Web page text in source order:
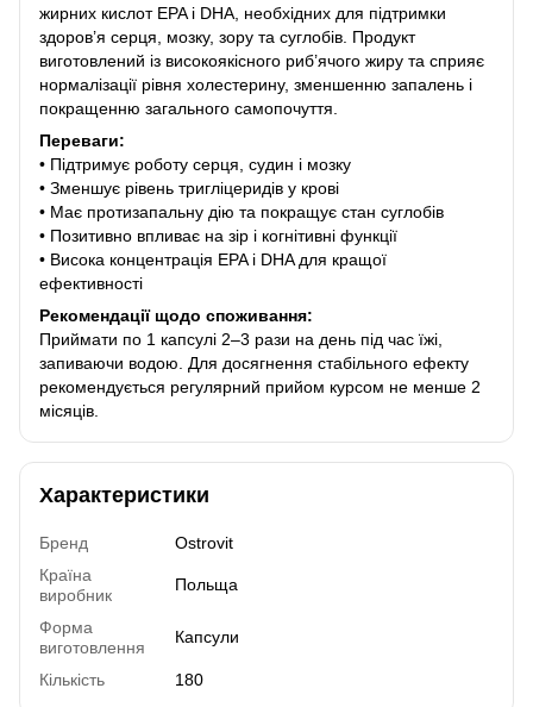
жирних кислот EPA і DHA, необхідних для підтримки
здоров’я серця, мозку, зору та суглобів. Продукт
виготовлений із високоякісного риб’ячого жиру та сприяє
нормалізації рівня холестерину, зменшенню запалень і
покращенню загального самопочуття.
Переваги:
• Підтримує роботу серця, судин і мозку
• Зменшує рівень тригліцеридів у крові
• Має протизапальну дію та покращує стан суглобів
• Позитивно впливає на зір і когнітивні функції
• Висока концентрація EPA і DHA для кращої
ефективності
Рекомендації щодо споживання:
Приймати по 1 капсулі 2–3 рази на день під час їжі,
запиваючи водою. Для досягнення стабільного ефекту
рекомендується регулярний прийом курсом не менше 2
місяців.
Характеристики
Бренд
Ostrovit
Країна
виробник
Польща
Форма
виготовлення
Капсули
Кількість 180